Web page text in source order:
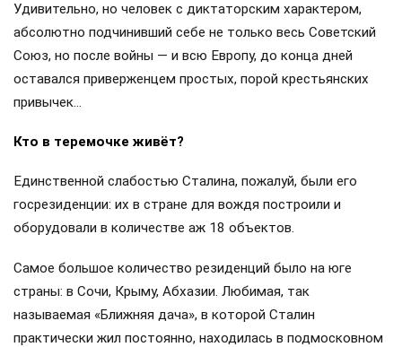
Удивительно, но человек с диктаторским характером,
абсолютно подчинивший себе не только весь Советский
Союз, но после войны — и всю Европу, до конца дней
оставался приверженцем простых, порой крестьянских
привычек…
Кто в теремочке живёт?
Единственной слабостью Сталина, пожалуй, были его
госрезиденции: их в стране для вождя построили и
оборудовали в количестве аж 18 объектов.
Самое большое количество резиденций было на юге
страны: в Сочи, Крыму, Абхазии. Любимая, так
называемая «Ближняя дача», в которой Сталин
практически жил постоянно, находилась в подмосковном